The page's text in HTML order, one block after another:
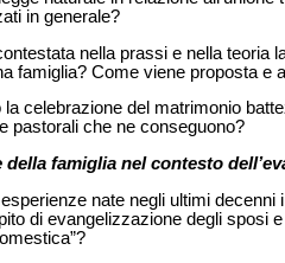
in generale?
nella prassi e nella teoria
famiglia? Come viene proposta e
la celebrazione del matrimonio
pastorali che ne conseguono?
della famiglia nel contesto
nate negli ultimi
di evangelizzazione degli sposi